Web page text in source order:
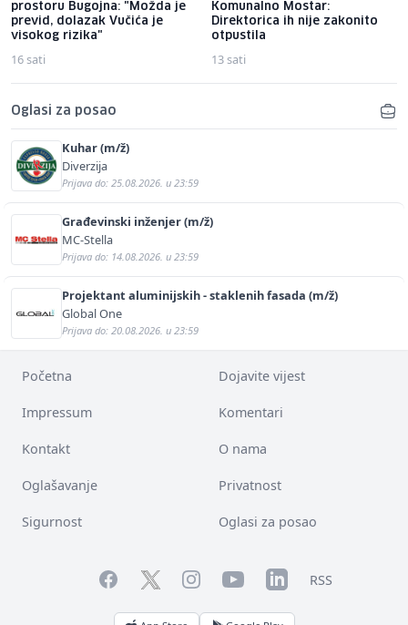
prostoru Bugojna: "Možda je
previd, dolazak Vučića je
visokog rizika"
16 sati
Komunalno Mostar:
Direktorica ih nije zakonito
otpustila
13 sati
Oglasi za posao
Kuhar (m/ž)
Diverzija
Prijava do: 25.08.2026. u 23:59
Građevinski inženjer (m/ž)
MC-Stella
Prijava do: 14.08.2026. u 23:59
Projektant aluminijskih - staklenih fasada (m/ž)
Global One
Prijava do: 20.08.2026. u 23:59
Početna Dojavite vijest
Impressum Komentari
Kontakt O nama
Oglašavanje Privatnost
Sigurnost Oglasi za posao
FacebookTwitterInstagramYouTubeLinkedInRSS